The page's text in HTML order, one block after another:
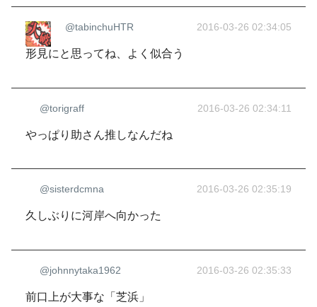
@tabinchuHTR 2016-03-26 02:34:05
形見にと思ってね、よく似合う
@torigraff 2016-03-26 02:34:11
やっぱり助さん推しなんだね
@sisterdcmna 2016-03-26 02:35:19
久しぶりに河岸へ向かった
@johnnytaka1962 2016-03-26 02:35:33
前口上が大事な「芝浜」